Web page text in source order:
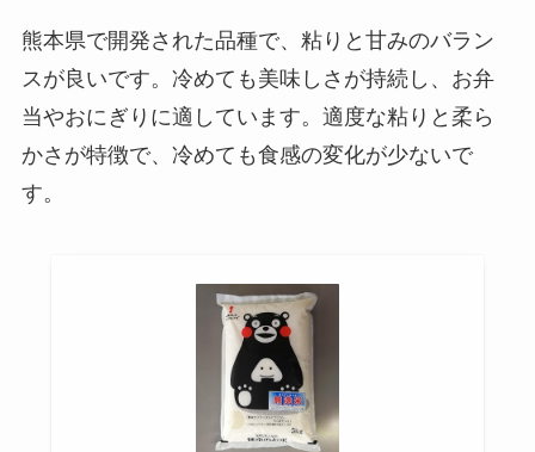
熊本県で開発された品種で、粘りと甘みのバラン
スが良いです。冷めても美味しさが持続し、お弁
当やおにぎりに適しています。適度な粘りと柔ら
かさが特徴で、冷めても食感の変化が少ないで
す。